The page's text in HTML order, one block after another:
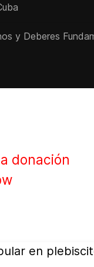
y Deberes
donación
en